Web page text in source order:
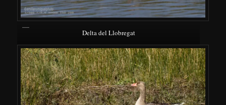
Delta del Llobregat